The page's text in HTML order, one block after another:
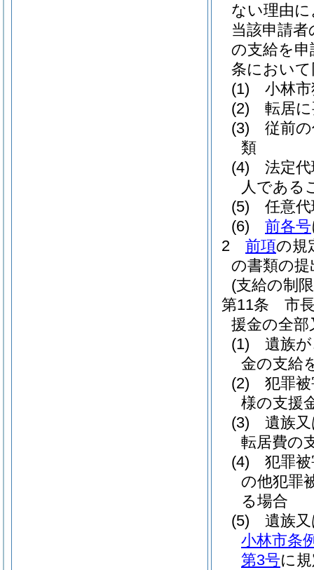
ない理由
当該申請
の支給を
条におい
(1)
小林
(2)
転居
(3)
従前
類
(4)
法定
人である
(5)
任意
(6)
前各号
2
前項の規
の書類の
(支給の制
第11条
市
援金の全
(1)
遺族
金の支給
(2)
犯罪
様の支援
(3)
遺族
転居費の
(4)
犯罪
の他犯罪
る場合
(5)
遺族
小林市条
第3号に